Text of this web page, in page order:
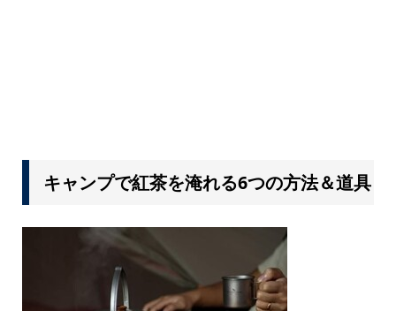
キャンプで紅茶を淹れる6つの方法＆道具